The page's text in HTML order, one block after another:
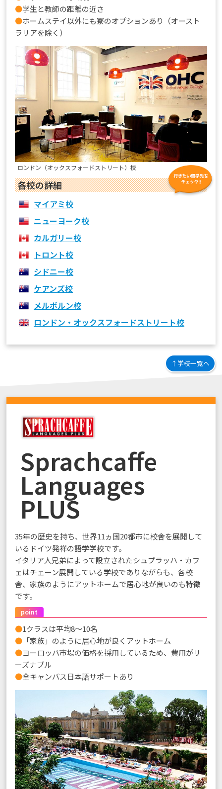
●学生と教師の距離の近さ
●ホームステイ以外にも寮のオプションあり（オースト
ラリアを除く）
ロンドン（オックスフォードストリート）校
各校の詳細
マイアミ校
ニューヨーク校
カルガリー校
トロント校
シドニー校
ケアンズ校
メルボルン校
ロンドン・オックスフォードストリート校
↑学校一覧へ
Sprachcaffe
Languages
PLUS
35年の歴史を持ち、世界11ヵ国20都市に校舎を展開して
いるドイツ発祥の語学学校です。
イタリア人兄弟によって設立されたシュプラッハ・カフ
ェはチェーン展開している学校でありながらも、各校
舎、家族のようにアットホームで居心地が良いのも特徴
です。
point
●1クラスは平均8～10名
● 「家族」のように居心地が良くアットホーム
●ヨーロッパ市場の価格を採用しているため、費用がリ
ーズナブル
●全キャンパス日本語サポートあり